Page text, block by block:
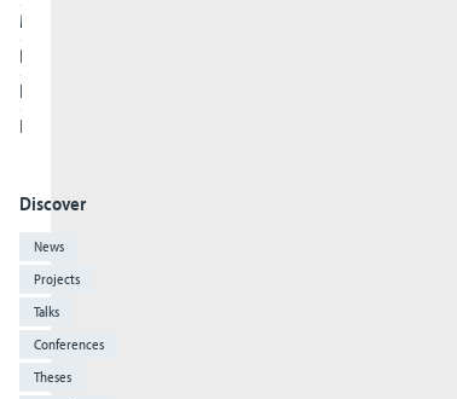
Meet our Alumni
Presse
Kooperationen
Die KISD
Discover
News
Projects
Talks
Conferences
Theses